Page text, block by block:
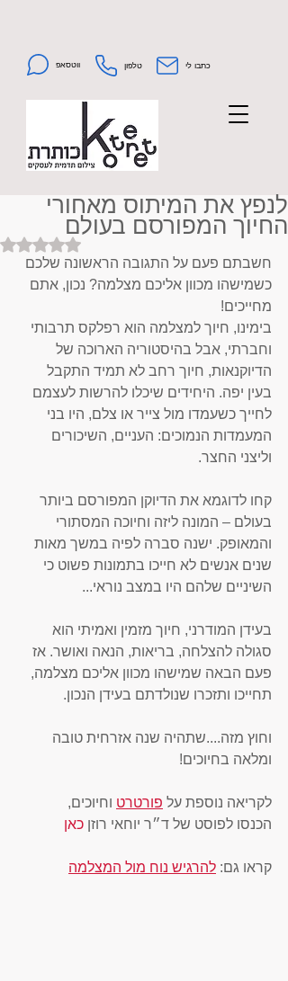
ווטסאפ טלפון כתבו לי
לנפץ את המיתוס מאחורי
החיוך המפורסם בעולם
Rated NaN out of 5 stars.
חשבתם פעם על התגובה הראשונה שלכם
כשמישהו מכוון אליכם מצלמה? נכון, אתם
מחייכים!
בימינו, חיוך למצלמה הוא רפלקס תרבותי
וחברתי, אבל בהיסטוריה הארוכה של
הדיוקנאות, חיוך רחב לא תמיד התקבל
בעין יפה. היחידים שיכלו להרשות לעצמם
לחייך כשעמדו מול צייר או צלם, היו בני
המעמדות הנמוכים: העניים, השיכורים
וליצני החצר.
קחו לדוגמא את הדיוקן המפורסם ביותר
בעולם – המונה ליזה וחיוכה המסתורי
והמאופק. ישנה סברה לפיה במשך מאות
שנים אנשים לא חייכו בתמונות פשוט כי
השיניים שלהם היו במצב נוראי...
בעידן המודרני, חיוך מזמין ואמיתי הוא
סגולה להצלחה, בריאות, הנאה ואושר. אז
פעם הבאה שמישהו מכוון אליכם מצלמה,
תחייכו ותזכרו שנולדתם בעידן הנכון.
וחוץ מזה....שתהיה שנה אזרחית טובה
ומלאה בחיוכים!
לקריאה נוספת על פורטרט וחיוכים,
הכנסו לפוסט של ד״ר יוחאי רוזן כאן
קראו גם: להרגיש נוח מול המצלמה